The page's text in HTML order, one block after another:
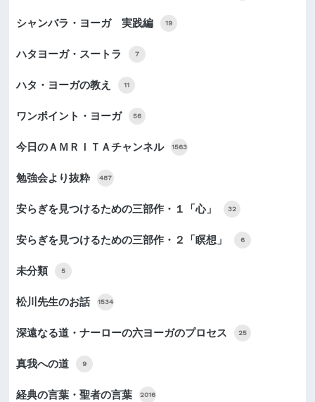
シャンバラ・ヨーガ 実践編 19
ハタヨーガ・スートラ 7
ハタ・ヨーガの教え 11
ワンポイント・ヨーガ 56
今日のＡＭＲＩＴＡチャンネル 1563
勉強会より抜粋 487
安らぎを見つけるための三部作・１「心」 32
安らぎを見つけるための三部作・２「瞑想」 6
未分類 5
松川先生のお話 1534
深遠なる道・ナーローの六ヨーガのプロセス 25
真我への道 9
経典の言葉・聖者の言葉 2016